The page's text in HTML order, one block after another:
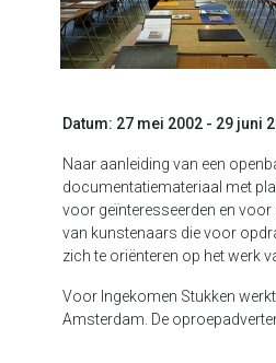
Datum: 27 mei 2002 - 29 juni
Naar aanleiding van een
documentatiemateriaal met
voor geïnteresseerden en
van kunstenaars die voor
zich te oriënteren op het werk
Voor Ingekomen Stukken
Amsterdam. De